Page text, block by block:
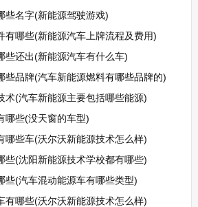
些名字(新能源驾驶游戏)
有哪些(新能源汽车上牌流程及费用)
些还出(新能源汽车有什么车)
些品牌(汽车新能源燃料有哪些品牌的)
术(汽车新能源主要包括哪些能源)
哪些(没天窗的车型)
哪些车(沃尔沃新能源技术怎么样)
些(沈阳新能源技术学校都有哪些)
些(汽车混动能源车有哪些类型)
有哪些(沃尔沃新能源技术怎么样)